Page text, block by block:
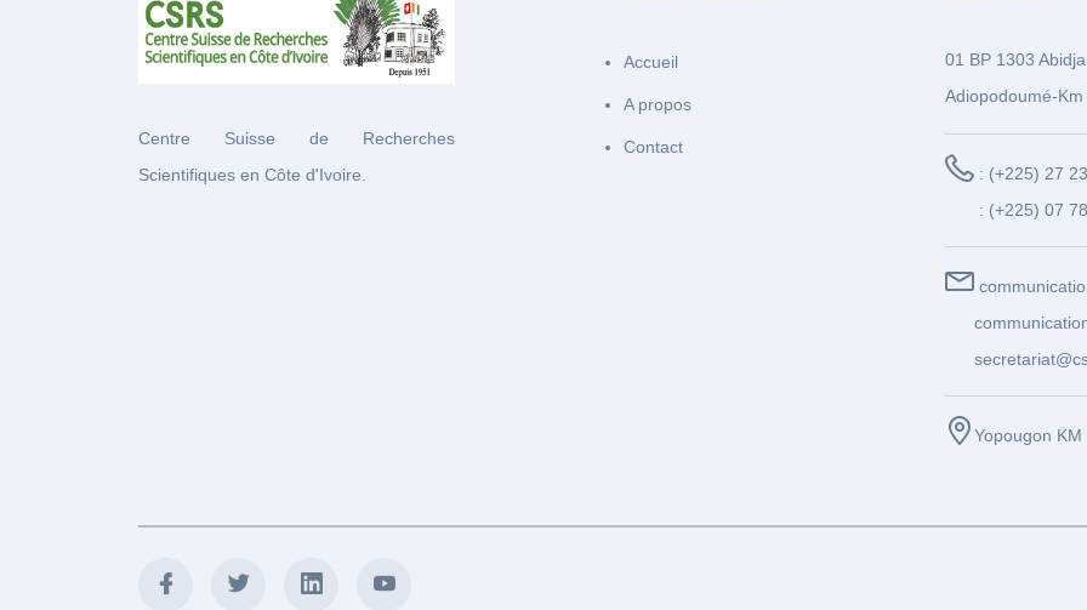
Centre Suisse de Recherches
Scientifiques en Côte d'Ivoire.
Accueil
A propos
Contact
01 BP 1303
Adiopodoumé-
: (+225) 27
: (+225) 07
Yopougon KM